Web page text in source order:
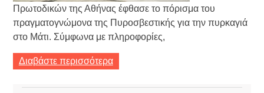
Πρωτοδικών της Αθήνας έφθασε το πόρισμα του
πραγματογνώμονα της Πυροσβεστικής για την πυρκαγιά
στο Μάτι. Σύμφωνα με πληροφορίες,
Διαβάστε περισσότερα